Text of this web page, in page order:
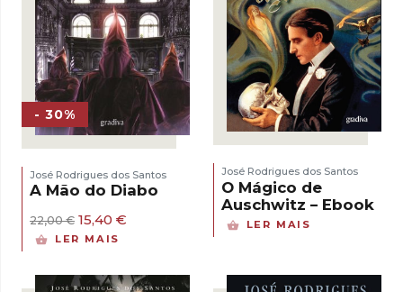
- 30%
José Rodrigues dos Santos
A Mão do Diabo
22,00€ O
preço
22,00 €.
15,40 €
15,40 €.
LER MAIS
José Rodrigues dos Santos
O Mágico de
Auschwitz – Ebook
LER MAIS